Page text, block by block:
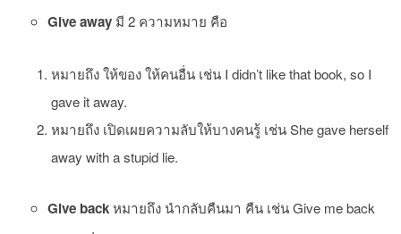
Give away มี 2 ความหมาย คือ
หมายถึง ให้ของ ให้คนอื่น เช่น I didn’t like that book, so I
gave it away.
หมายถึง เปิดเผยความลับให้บางคนรู้ เช่น She gave herself
away with a stupid lie.
Give backหมายถึง นำกลับคืนมา คืน เช่น Give me back